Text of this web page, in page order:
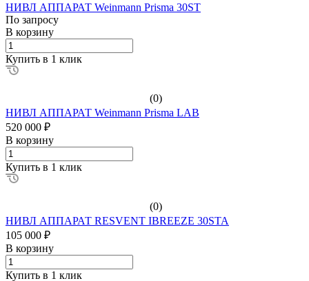
НИВЛ АППАРАТ Weinmann Prisma 30ST
По запросу
В корзину
Купить в 1 клик
(0)
НИВЛ АППАРАТ Weinmann Prisma LAB
520 000 ₽
В корзину
Купить в 1 клик
(0)
НИВЛ АППАРАТ RESVENT IBREEZE 30STA
105 000 ₽
В корзину
Купить в 1 клик